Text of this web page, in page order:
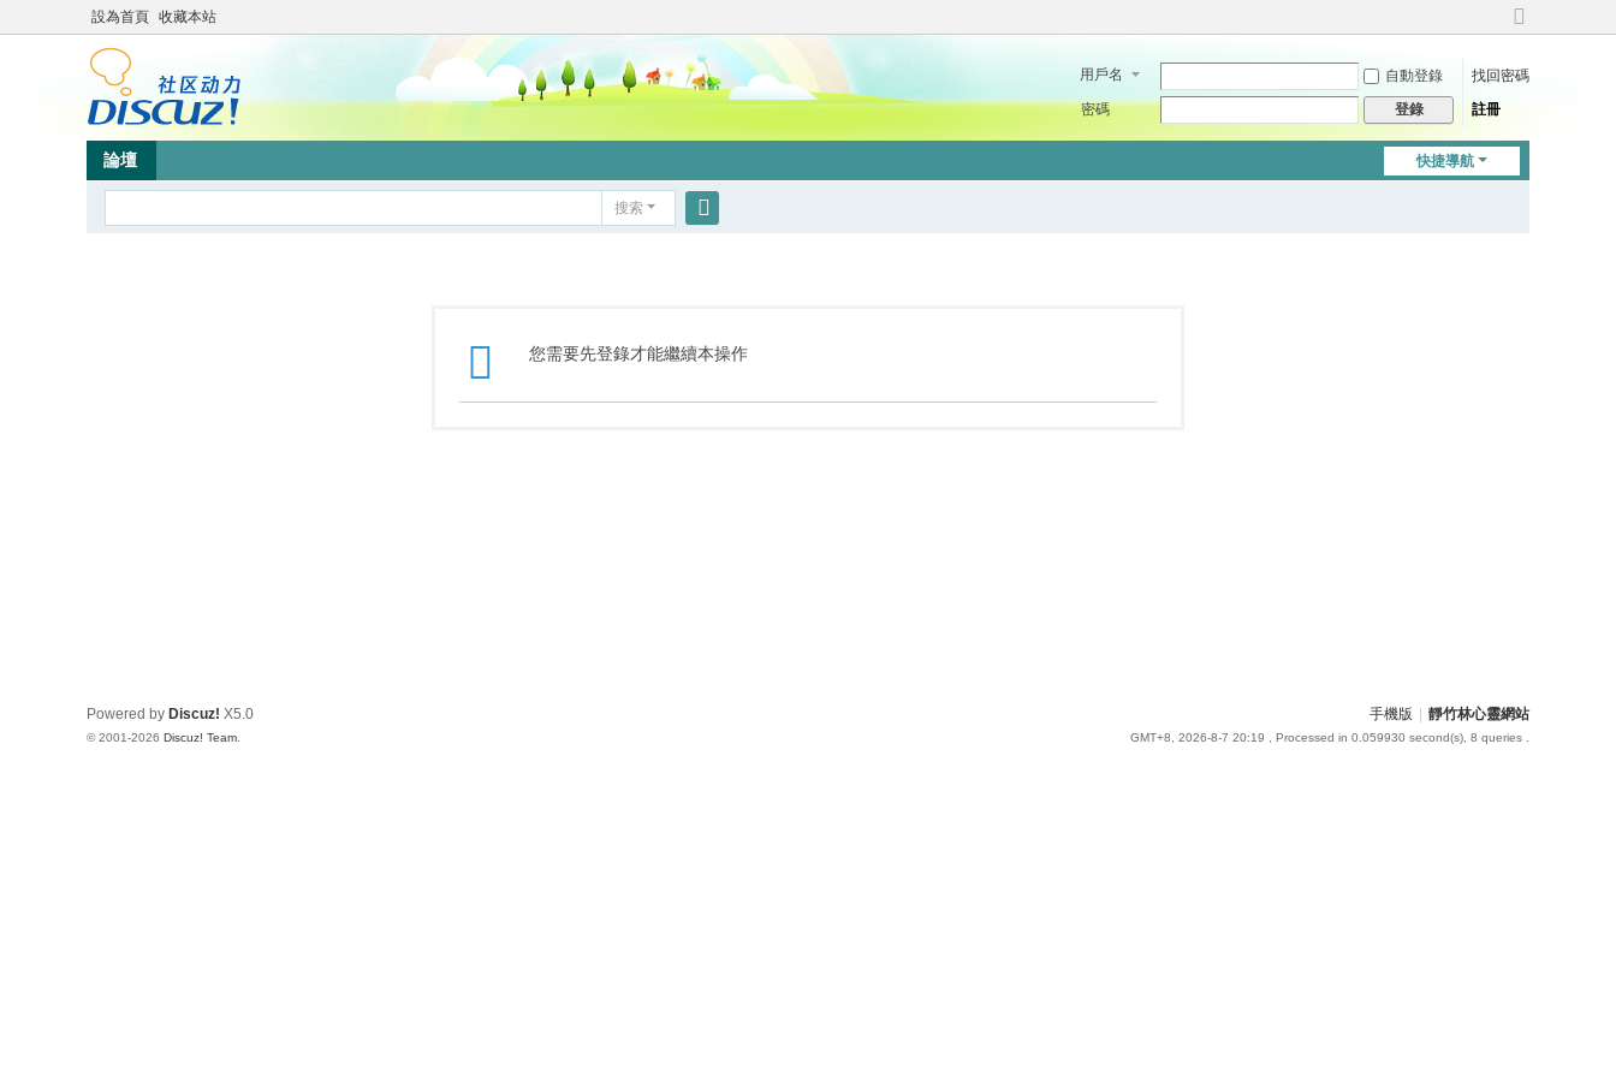
設為首頁 收藏本站
切
到
用戶名 自動登錄
找回密碼
密碼
登錄 註冊
快捷導航
論壇
搜索
您需要先登錄才能繼續本操作
手機版 靜竹林心靈網站
GMT+8, 2026-8-7 20:19 , Processed in 0.059930 second(s), 8 queries .
Powered by Discuz! X5.0
© 2001-2026 Discuz! Team